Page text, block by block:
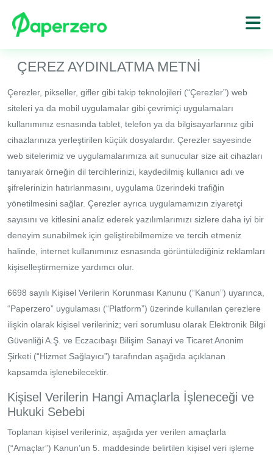
ÇEREZ AYDINLATMA METNİ
Çerezler, pikseller, gifler gibi takip teknolojileri (“Çerezler”) web
siteleri ya da mobil uygulamalar gibi çevrimiçi uygulamaları
kullanımınız esnasında tablet, telefon ya da bilgisayarlarınız gibi
cihazlarınıza yerleştirilen küçük dosyalardır. Çerezler sayesinde
web sitelerimiz ve uygulamalarımıza ait sunucular size ait cihazları
tanıyarak örneğin dil tercihlerinizi, kaydedilmiş kullanıcı adı ve
şifrelerinizin hatırlanmasını, uygulama üzerindeki trafiğin
yönetilmesini sağlar. Çerezler ayrıca uygulamamızın ziyaretçi
sayısını ve kitlesini analiz ederek yazılımlarımızı sizlere daha iyi bir
deneyim sunabilmek için geliştirebilmemize ve tercih etmeniz
halinde, internet kullanımınız esnasında görüntülediğiniz reklamları
kişiselleştirmemize yardımcı olur.
6698 sayılı Kişisel Verilerin Korunması Kanunu (“Kanun”) uyarınca,
“Paperzero” uygulaması (“Platform”) üzerinde kullanılan çerezlere
ilişkin olarak kişisel verileriniz; veri sorumlusu olarak Elektronik Bilgi
Güvenliği A.Ş. ve Eczacıbaşı Bilişim Sanayi ve Ticaret Anonim
Şirketi (“Hizmet Sağlayıcı”) tarafından aşağıda açıklanan
kapsamda işlenebilecektir.
Kişisel Verilerin Hangi Amaçlarla İşleneceği ve
Hukuki Sebebi
Toplanan kişisel verileriniz, aşağıda yer verilen amaçlarla
(“Amaçlar”) Kanun’un 5. maddesinde belirtilen kişisel veri işleme